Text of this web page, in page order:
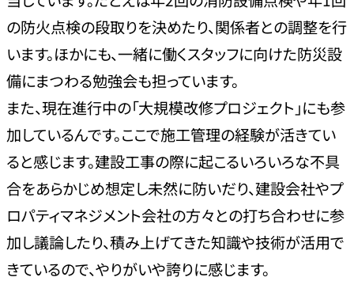
の防火点検の段取りを決めたり、関係者との調整を行
います。ほかにも、一緒に働くスタッフに向けた防災設
備にまつわる勉強会も担っています。
また、現在進行中の「大規模改修プロジェクト」にも参
加しているんです。ここで施工管理の経験が活きてい
ると感じます。建設工事の際に起こるいろいろな不具
合をあらかじめ想定し未然に防いだり、建設会社やプ
ロパティマネジメント会社の方々との打ち合わせに参
加し議論したり、積み上げてきた知識や技術が活用で
きているので、やりがいや誇りに感じます。